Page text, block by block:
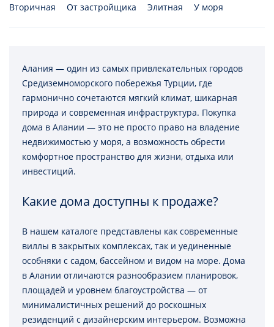
Вторичная
От застройщика Элитная У моря
Алания — один из самых привлекательных городов
Средиземноморского побережья Турции, где
гармонично сочетаются мягкий климат, шикарная
природа и современная инфраструктура. Покупка
дома в Алании — это не просто право на владение
недвижимостью у моря, а возможность обрести
комфортное пространство для жизни, отдыха или
инвестиций.
Какие дома доступны к продаже?
В нашем каталоге представлены как современные
виллы в закрытых комплексах, так и уединенные
особняки с садом, бассейном и видом на море. Дома
в Алании отличаются разнообразием планировок,
площадей и уровнем благоустройства — от
минималистичных решений до роскошных
резиденций с дизайнерским интерьером. Возможна